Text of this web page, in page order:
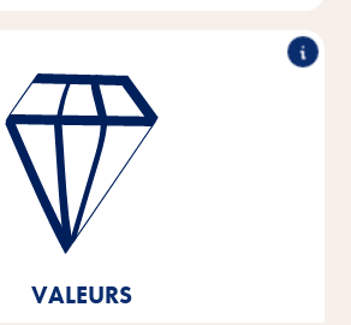
VALEURS
travail en partenariat,
& action responsable - tels sont les
reposent les valeurs de notre
entreprise.
sont le fondement et
notre pensée et de notre action, et
personnalités individuelles qu'en tant